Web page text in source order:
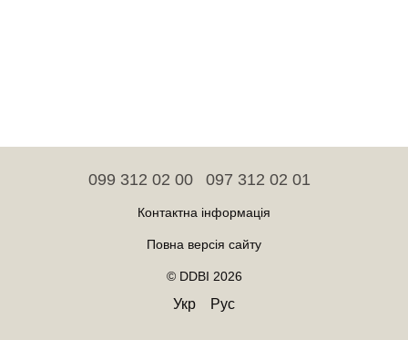
099 312 02 00 097 312 02 01
Контактна інформація
Повна версія сайту
© DDBI 2026
Укр Рус